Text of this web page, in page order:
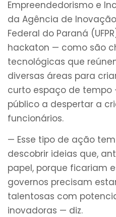
Empreendedorismo e
da Agência de
Federal do Paraná
hackaton — como são
tecnológicas que
diversas áreas para
curto espaço de
público a despertar a
funcionários.
— Esse tipo de ação
descobrir ideias que,
papel, porque ficariam
governos precisam
talentosas com
inovadoras — diz.